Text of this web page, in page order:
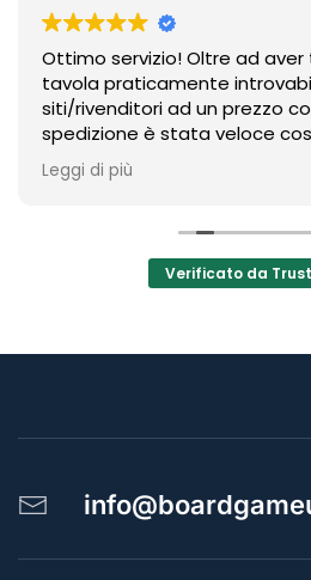
Ottimo servizio! Oltre ad
tavola praticamente
siti/rivenditori ad un prezzo
spedizione è stata veloce
per un ritocco ex-post
sicuramente in ambito board
Leggi di più
Verificato da